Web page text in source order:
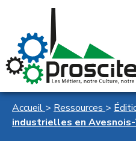
Accueil > Ressources >
industrielles en